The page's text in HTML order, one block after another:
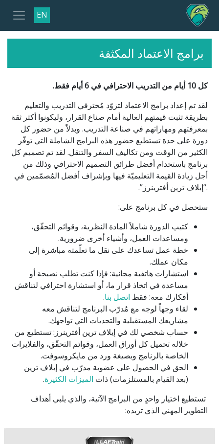
EN
برامج الاعتماد المكثفة
كل 10 أيام من التدريب الاحترافي في 6 أيام فقط.
لقد تم إعداد برامج الاعتماد لتزوّد مُحترفي التدريب والتعليم
بطريقة تثبت قيمتهم العالية أمام صناع القرار، وليكونوا أكثر ثقة
بمعرفتهم ومهاراتهم في صناعة التدريب. وبدلاً من حضور كل
دورة على حدة تستطيع حضور هذه البرامج الشاملة التي توفّر
الكثير من الوقت ومن تكاليف السفر والتنقل. لقد تم تصميم كل
برنامج باستخدام أفضل طرائق التصميم الاحترافي وذلك من
أجل زيادة القيمة التعليميّة فيها وبإشراف أفضل المُصمّمين في
.“إيلاف ترين أفترينرز”.
ستحصل في كل برنامج على:
كتيب الدورة شاملاً المادة النظرية، وقوائم التحقّق،
ومساعدات العمل، وأشياء أخرى ضرورية.
خطة عمل تساعدك على نقل ما تعلّمته مباشرة إلى
مكان عملك.
استشارات هاتفية مجانية: فإذا كنت تطلب نصيحة أو
مساعدة في اتخاذ قرار ما، أو استشارة احترافي لتناقش
أفكارك معه: فقط اتصل بنا.
لقاء وجهاً لوجه مع مُدرّب البرنامج لتناقش معه
مشاريعك المستقبلية والتحديات التي تواجهك.
حساب شخصي لك في إيلاف ترين أفترينرز: تستطيع من
خلاله تحميل كل أوراق العمل، وقوائم التحقّق، والفلايرات
الخاصة بالرنامج وبصيغة ورد من مايكروسوفت.
الحق في الحصول على عضوية مدرّب في إيلاف ترين
(بعد القيام بالمستلزمات) ذات الميزات الكثيرة.
تستطيع اختيار واحدٍ من البرامج الآتية، والذي يلبي أهداف
التطوير المهني الذي تريده: